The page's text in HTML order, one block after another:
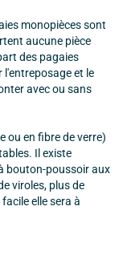
monopièces sont
aucune pièce
des pagaies
et le
avec ou sans
ou en fibre de verre)
Il existe
bouton-poussoir aux
viroles, plus de
elle sera à